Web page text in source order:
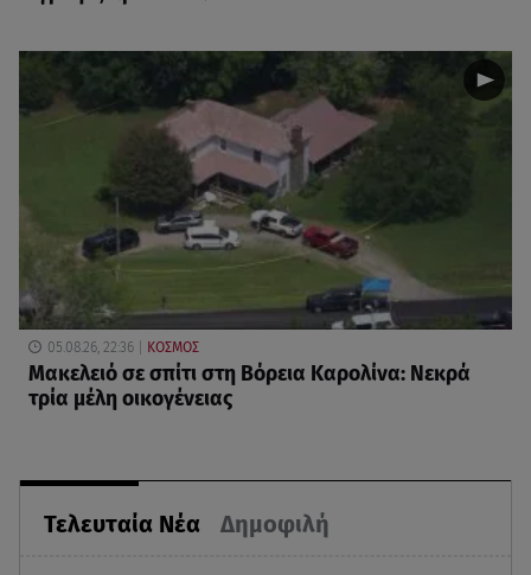
Τελευταία Νέα Δημοφιλή
05.08.26, 22:36 ΚΟΣΜΟΣ
Μακελειό σε σπίτι στη Βόρεια Καρολίνα: Νεκρά
τρία μέλη οικογένειας